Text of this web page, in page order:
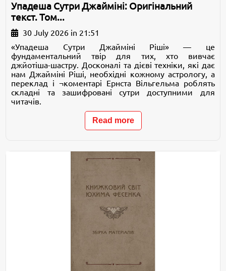
Упадеша Сутри Джайміні: Оригінальний
текст. Том...
30 July 2026 in 21:51
«Упадеша Сутри Джайміні Ріші» — це
фундаментальний твір для тих, хто вивчає
джйотіша-шастру. Досконалі та дієві техніки, які дає
нам Джайміні Ріші, необхідні кожному астрологу, а
переклад і ¬коментарі Ернста Вільгельма роблять
складні та зашифровані сутри доступними для
читачів.
Read more